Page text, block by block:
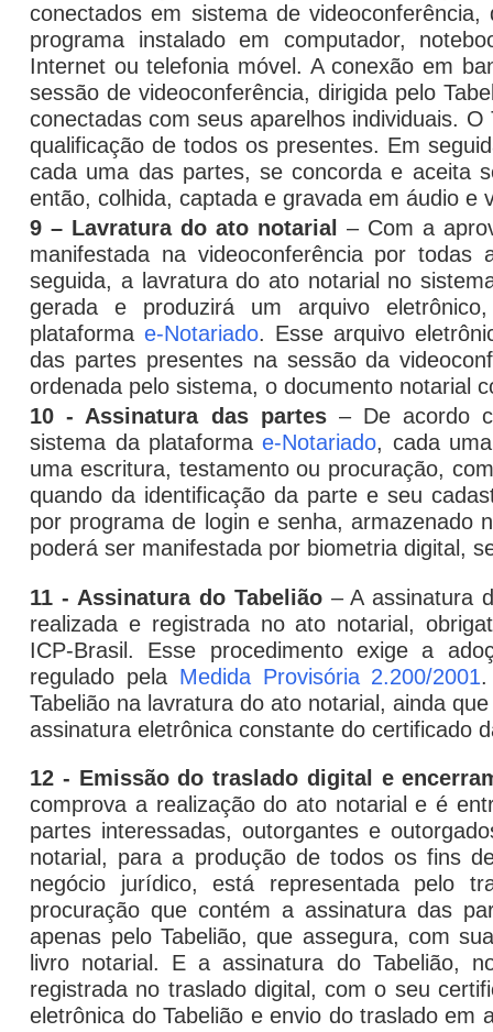
conectados em sistema de
programa instalado em computador,
Internet ou telefonia móvel. A conexão em
sessão de videoconferência, dirigida pelo
conectadas com seus aparelhos individuais.
qualificação de todos os presentes. Em
cada uma das partes, se concorda e aceita
então, colhida, captada e gravada em áudio e
9 – Lavratura do ato notarial – Com a
manifestada na videoconferência por
seguida, a lavratura do ato notarial no
gerada e produzirá um arquivo
plataformae-Notariado. Esse arquivo
das partes presentes na sessão da
ordenada pelo sistema, o documento notarial
10 - Assinatura das partes– De acordo
sistema da plataformae-Notariado, cada
uma escritura, testamento ou procuração,
quando da identificação da parte e seu
por programa de login e senha, armazenado
poderá ser manifestada por biometria digital,
11 - Assinatura do Tabelião– A assinatura
realizada e registrada no ato notarial,
ICP-Brasil. Esse procedimento exige a
regulado pela Medida Provisória 2.200/2001.
Tabelião na lavratura do ato notarial, ainda
assinatura eletrônica constante do certificado
12 - Emissão do traslado digital e
comprova a realização do ato notarial e é
partes interessadas, outorgantes e
notarial, para a produção de todos os fins
negócio jurídico, está representada pelo
procuração que contém a assinatura das
apenas pelo Tabelião, que assegura, com
livro notarial. E a assinatura do Tabelião,
registrada no traslado digital, com o seu
eletrônica do Tabelião e envio do traslado